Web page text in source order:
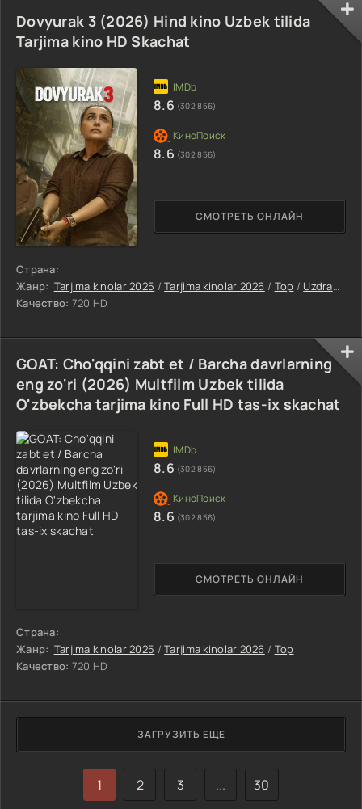
Dovyurak 3 (2026) Hind kino Uzbek tilida
Tarjima kino HD Skachat
Страна:
Жанр: Tarjima kinolar 2025 /Tarjima kinolar 2026 / Top / Uzdramalar
Качество: 720 HD
СМОТРЕТЬ ОНЛАЙН
8.6 (302 856)
8.6 (302 856)
GOAT: Cho'qqini zabt et / Barcha davrlarning
eng zo'ri (2026) Multfilm Uzbek tilida
O'zbekcha tarjima kino Full HD tas-ix skachat
Страна:
Жанр: Tarjima kinolar 2025 /Tarjima kinolar 2026 / Top
Качество: 720 HD
СМОТРЕТЬ ОНЛАЙН
8.6 (302 856)
8.6 (302 856)
ЗАГРУЗИТЬ ЕЩЕ
1 2 3 ... 30